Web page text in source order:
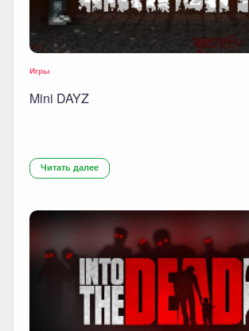
Игры
Mini DAYZ
Читать далее